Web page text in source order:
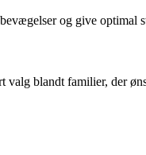
og give optimal
blandt familier, der